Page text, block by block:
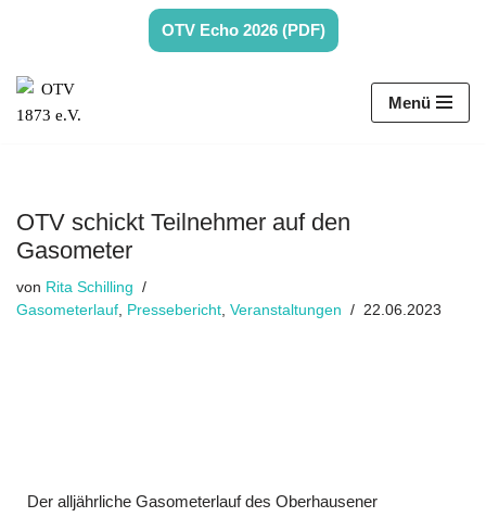
Inhalt
springen
OTV Echo 2026 (PDF)
Menü
OTV schickt Teilnehmer auf den
Gasometer
von Rita Schilling
Gasometerlauf, Pressebericht, Veranstaltungen 22.06.2023
Der alljährliche Gasometerlauf des Oberhausener